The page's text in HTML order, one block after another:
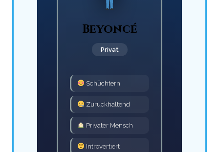
Beyoncé
Privat
Schüchtern
Zurückhaltend
Privater Mensch
Introvertiert